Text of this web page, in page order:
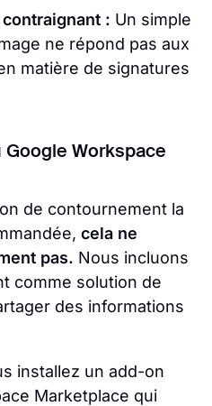
: Un simple
ne répond pas aux
matière de signatures
Workspace
de contournement la
cela ne
pas. Nous incluons
comme solution de
des informations
installez un add-on
Marketplace qui